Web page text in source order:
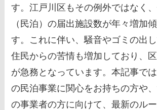
す。江戸川区もその例外ではなく
（民泊）の届出施設数が年々増加
す。これに伴い、騒音やゴミの出
住民からの苦情も増加しており、
が急務となっています。本記事で
の民泊事業に関心をお持ちの方や
の事業者の方に向けて、最新のル